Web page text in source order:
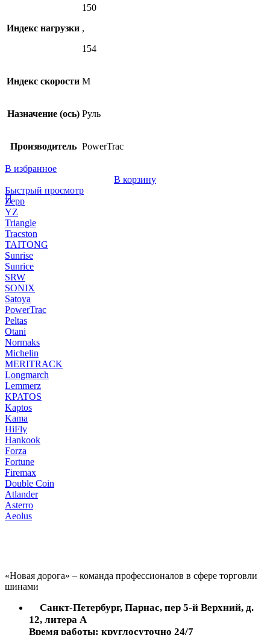
Индекс нагрузки
150
,
154
Индекс скорости M
Назначение (ось) Руль
Производитель PowerTrac
В избранное
В корзину
Быстрый просмотр
Zepp
YZ
Triangle
Tracston
TAITONG
Sunrise
Sunrice
SRW
SONIX
Satoya
PowerTrac
Peltas
Otani
Normaks
Michelin
MERITRACK
Longmarch
Lemmerz
KPATOS
Kaptos
Kama
HiFly
Hankook
Forza
Fortune
Firemax
Double Coin
Atlander
Asterro
Aeolus
«Новая дорога» – команда профессионалов в сфере торговли
шинами
Санкт-Петербург, Парнас, пер 5-й Верхний, д.
12, литера А
Время работы: круглосуточно 24/7